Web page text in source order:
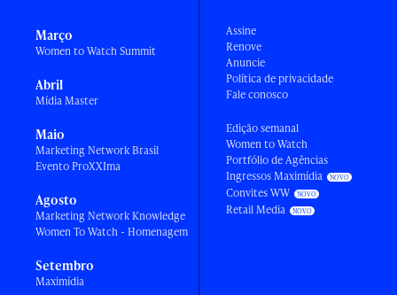
Março
Women to Watch Summit
Abril
Mídia Master
Maio
Marketing Network Brasil
Evento ProXXIma
Agosto
Marketing Network Knowledge
Women To Watch - Homenagem
Setembro
Maximídia
Assine
Renove
Anuncie
Política de privacidade
Fale conosco
Edição semanal
Women to Watch
Portfólio de Agências
Ingressos Maximídia
Convites WW
Retail Media